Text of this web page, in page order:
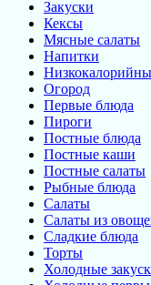
Закуски
Кексы
Мясные салаты
Напитки
Огород
Первые блюда
Пироги
Постные блюда
Постные каши
Постные салаты
Рыбные блюда
Салаты
Салаты из
Сладкие блюда
Торты
Холодные